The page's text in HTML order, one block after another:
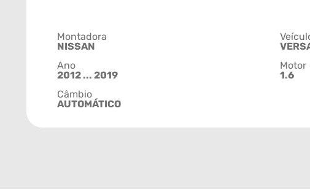
Montadora
NISSAN
Ano
2012 ... 2019
Motor
1.6
Câmbio
AUTOMÁTICO